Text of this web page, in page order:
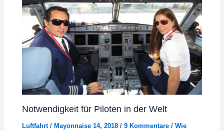
Notwendigkeit für Piloten in der Welt
Luftfahrt/ Mayonnaise 14, 2018/9 Kommentare /Wie